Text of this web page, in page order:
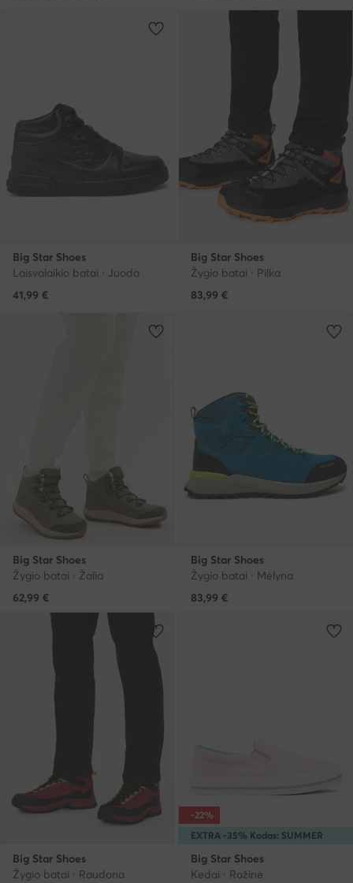
Big Star Shoes
Laisvalaikio batai · Juoda
41,99 €
Big Star Shoes
Žygio batai · Pilka
83,99 €
Big Star Shoes
Žygio batai · Žalia
62,99 €
Big Star Shoes
Žygio batai · Mėlyna
83,99 €
Big Star Shoes
Žygio batai · Raudona
EXTRA -35% Kodas: SUMMER
-22%
Big Star Shoes
Kedai · Rožinė